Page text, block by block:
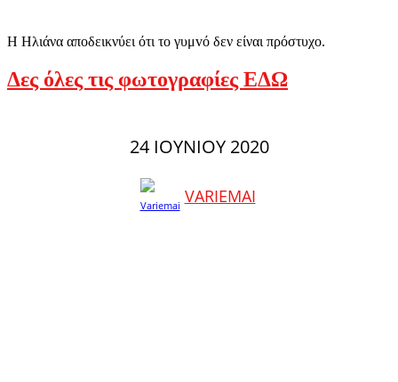
Η Ηλιάνα αποδεικνύει ότι το γυμvό δεν είναι πρόστυχο.
Δες όλες τις φωτογραφίες ΕΔΩ
24 ΙΟΥΝΊΟΥ 2020
VARIEMAI